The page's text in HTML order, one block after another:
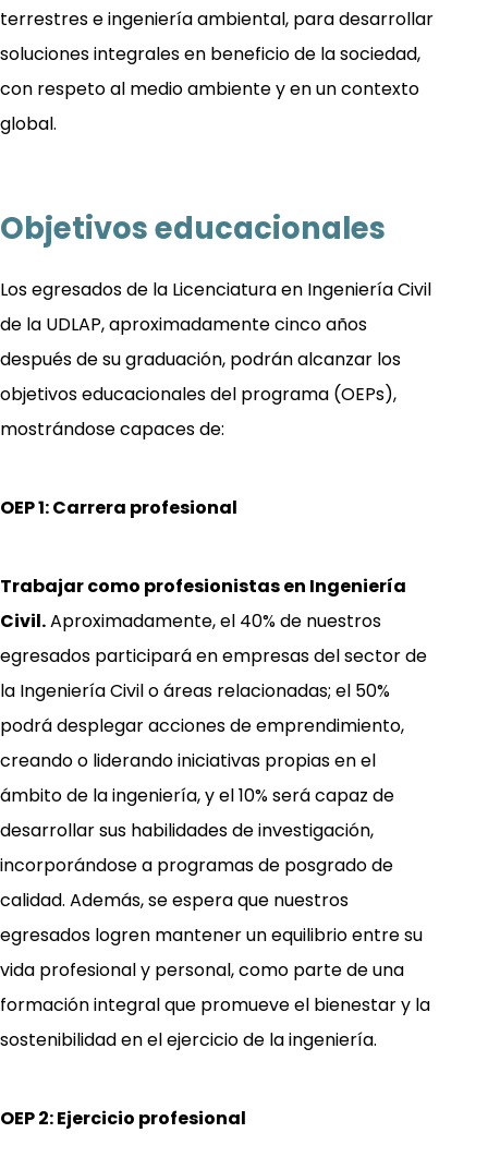
terrestres e ingeniería ambiental, para desarrollar
soluciones integrales en beneficio de la sociedad,
con respeto al medio ambiente y en un contexto
global.
Objetivos educacionales
Los egresados de la Licenciatura en Ingeniería Civil
de la UDLAP, aproximadamente cinco años
después de su graduación, podrán alcanzar los
objetivos educacionales del programa (OEPs),
mostrándose capaces de:
OEP 1: Carrera profesional
Trabajar como profesionistas en Ingeniería
Civil.Aproximadamente, el 40% de nuestros
egresados participará en empresas del sector de
la Ingeniería Civil o áreas relacionadas; el 50%
podrá desplegar acciones de emprendimiento,
creando o liderando iniciativas propias en el
ámbito de la ingeniería, y el 10% será capaz de
desarrollar sus habilidades de investigación,
incorporándose a programas de posgrado de
calidad. Además, se espera que nuestros
egresados logren mantener un equilibrio entre su
vida profesional y personal, como parte de una
formación integral que promueve el bienestar y la
sostenibilidad en el ejercicio de la ingeniería.
OEP 2: Ejercicio profesional